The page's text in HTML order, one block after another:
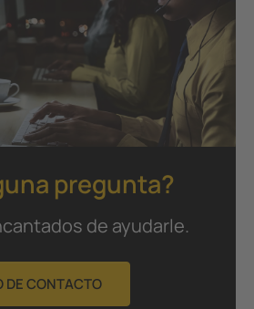
pregunta?
de ayudarle.
DE CONTACTO